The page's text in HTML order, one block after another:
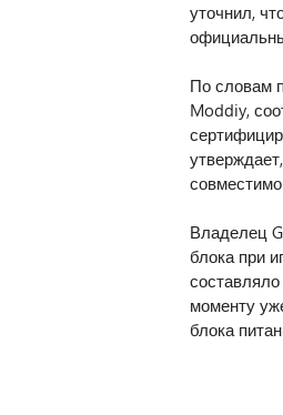
уточнил,
По словам
Moddiy,
Владелец
блока при
моменту
блока